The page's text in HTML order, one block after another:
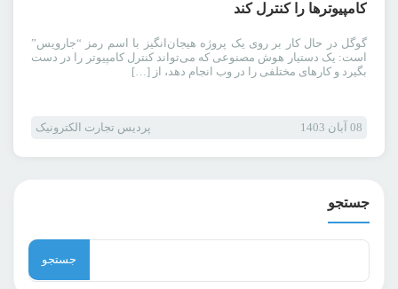
کامپیوترها را کنترل کند
گوگل در حال کار بر روی یک پروژه هیجان‌انگیز با اسم رمز “جارویس”
است: یک دستیار هوش مصنوعی که می‌تواند کنترل کامپیوتر را در دست
بگیرد و کارهای مختلفی را در وب انجام دهد، از […]
08 آبان 1403 پردیس تجارت الکترونیک
جستجو
جستجو